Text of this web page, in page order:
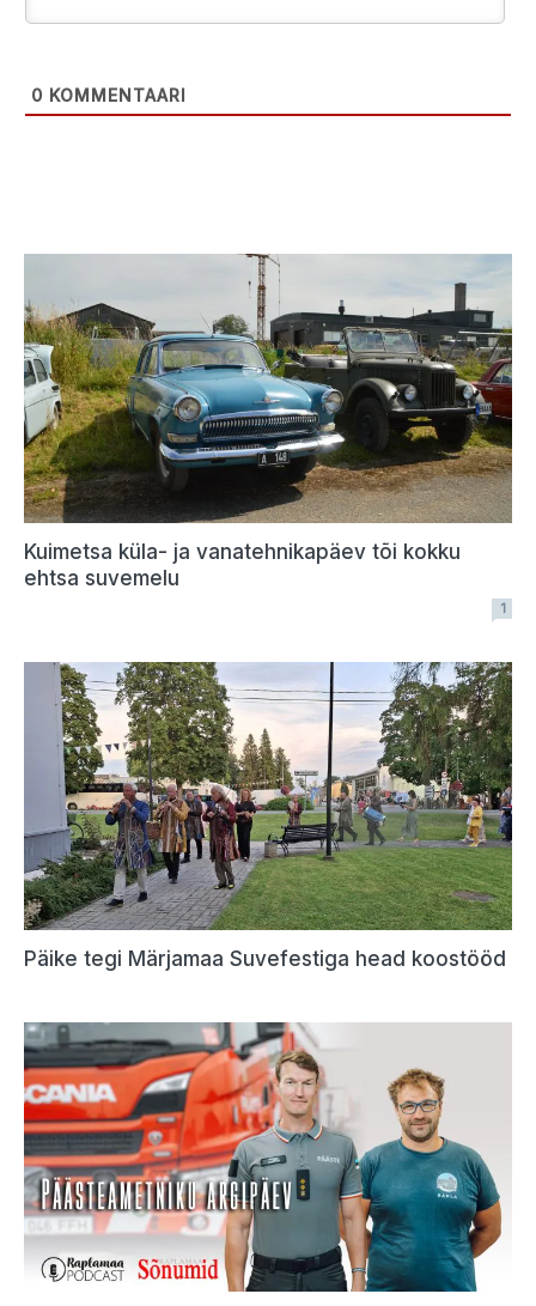
0 KOMMENTAARI
Kuimetsa küla- ja vanatehnikapäev tõi kokku
ehtsa suvemelu
1
Päike tegi Märjamaa Suvefestiga head koostööd